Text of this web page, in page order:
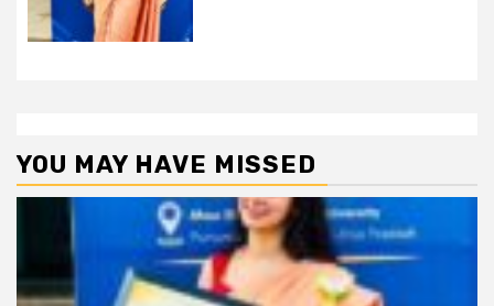
YOU MAY HAVE MISSED